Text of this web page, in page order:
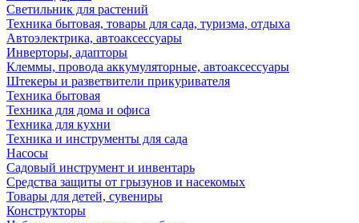
Светильник для растений
Техника бытовая, товары для сада, туризма, отдыха
Автоэлектрика, автоаксессуары
Инверторы, адапторы
Клеммы, провода аккумуляторные, автоаксессуары
Штекеры и разветвители прикуривателя
Техника бытовая
Техника для дома и офиса
Техника для кухни
Техника и инструменты для сада
Насосы
Садовый инструмент и инвентарь
Средства защиты от грызунов и насекомых
Товары для детей, сувениры
Конструкторы